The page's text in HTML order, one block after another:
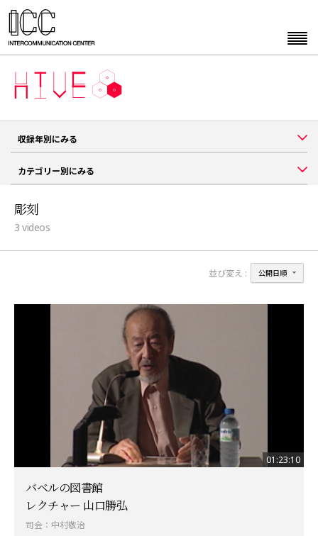
収録年別にみる
カテゴリー別にみる
彫刻
3 videos
並び変え :
01:23:10
バベルの図書館
レクチャー 山口勝弘
司会：中村敬治